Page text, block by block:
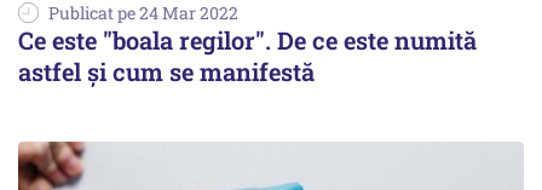
Publicat pe 24 Mar 2022
Ce este "boala regilor". De ce este numită
astfel şi cum se manifestă